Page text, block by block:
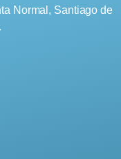
Normal, Santiago de